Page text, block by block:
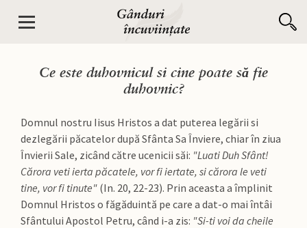
Ce este duhovnicul si cine poate să fie
duhovnic?
Domnul nostru Iisus Hristos a dat puterea legării si
dezlegării păcatelor după Sfânta Sa Înviere, chiar în ziua
Învierii Sale, zicând către ucenicii săi: "Luati Duh Sfânt!
Cărora veti ierta păcatele, vor fi iertate, si cărora le veti
tine, vor fi tinute" (In. 20, 22-23). Prin aceasta a împlinit
Domnul Hristos o făgăduintă pe care a dat-o mai întâi
Sfântului Apostol Petru, când i-a zis: "Si-ti voi da cheile